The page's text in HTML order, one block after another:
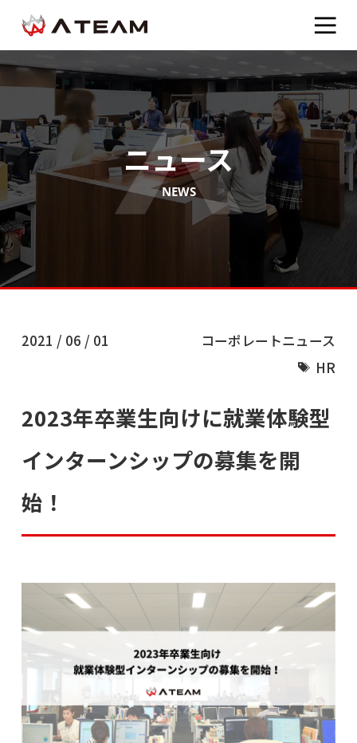
ニュース
NEWS
2021 / 06 / 01
コーポレートニュース
HR
2023年卒業生向けに就業体験型
インターンシップの募集を開
始！